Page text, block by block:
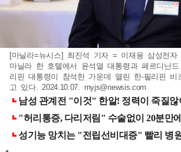
[마닐라=뉴시스] 최진석 기자 = 이재용 삼성전자
마닐라 한 호텔에서 윤석열 대통령과 페르디난
리핀 대통령이 참석한 가운데 열린 한-필리핀 비
고 있다. 2024.10.07. myjs@newsis.com